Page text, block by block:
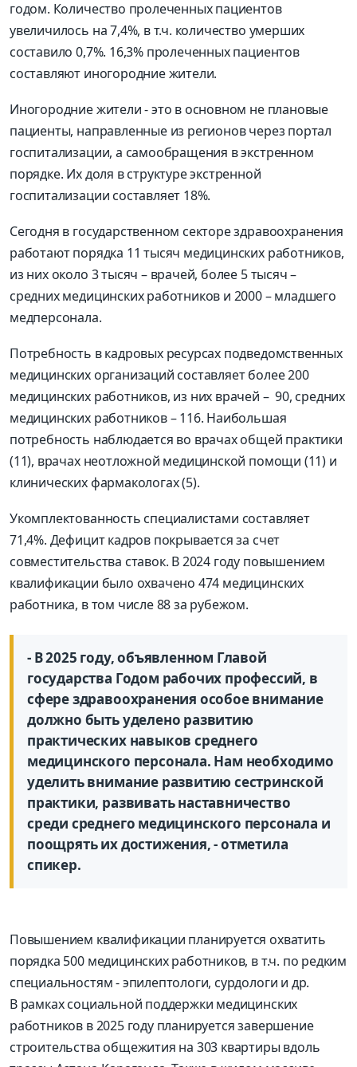
годом. Количество пролеченных пациентов
увеличилось на 7,4%, в т.ч. количество умерших
составило 0,7%. 16,3% пролеченных пациентов
составляют иногородние жители.
Иногородние жители - это в основном не плановые
пациенты, направленные из регионов через портал
госпитализации, а самообращения в экстренном
порядке. Их доля в структуре экстренной
госпитализации составляет 18%.
Сегодня в государственном секторе здравоохранения
работают порядка 11 тысяч медицинских работников,
из них около 3 тысяч – врачей, более 5 тысяч –
средних медицинских работников и 2000 – младшего
медперсонала.
Потребность в кадровых ресурсах подведомственных
медицинских организаций составляет более 200
медицинских работников, из них врачей – 90, средних
медицинских работников – 116. Наибольшая
потребность наблюдается во врачах общей практики
(11), врачах неотложной медицинской помощи (11) и
клинических фармакологах (5).
Укомплектованность специалистами составляет
71,4%. Дефицит кадров покрывается за счет
совместительства ставок. В 2024 году повышением
квалификации было охвачено 474 медицинских
работника, в том числе 88 за рубежом.
- В 2025 году, объявленном Главой
государства Годом рабочих профессий, в
сфере здравоохранения особое внимание
должно быть уделено развитию
практических навыков среднего
медицинского персонала. Нам необходимо
уделить внимание развитию сестринской
практики, развивать наставничество
среди среднего медицинского персонала и
поощрять их достижения, - отметила
спикер.
Повышением квалификации планируется охватить
порядка 500 медицинских работников, в т.ч. по редким
специальностям - эпилептологи, сурдологи и др.
В рамках социальной поддержки медицинских
работников в 2025 году планируется завершение
строительства общежития на 303 квартиры вдоль